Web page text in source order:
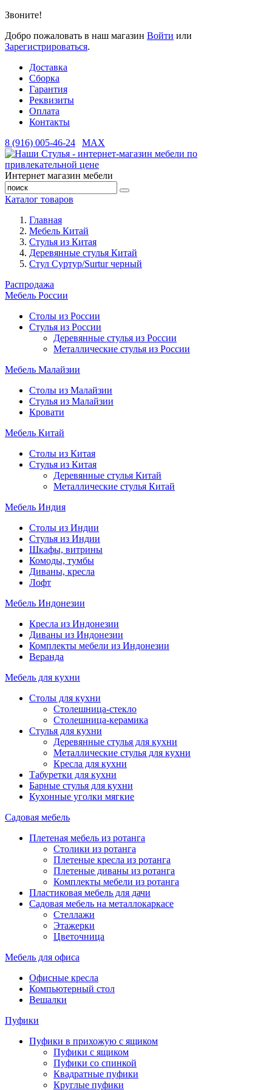
Звоните!
Добро пожаловать в наш магазин Войти или
Зарегистрироваться.
Доставка
Сборка
Гарантия
Реквизиты
Оплата
Контакты
8 (916) 005-46-24
MAX
Интернет магазин мебели
Каталог товаров
Главная
Мебель Китай
Стулья из Китая
Деревянные стулья Китай
Стул Суртур/Surtur черный
Распродажа
Мебель России
Столы из России
Стулья из России
Деревянные стулья из России
Металлические стулья из России
Мебель Малайзии
Столы из Малайзии
Стулья из Малайзии
Кровати
Мебель Китай
Столы из Китая
Стулья из Китая
Деревянные стулья Китай
Металлические стулья Китай
Мебель Индия
Столы из Индии
Стулья из Индии
Шкафы, витрины
Комоды, тумбы
Диваны, кресла
Лофт
Мебель Индонезии
Кресла из Индонезии
Диваны из Индонезии
Комплекты мебели из Индонезии
Веранда
Мебель для кухни
Столы для кухни
Столешница-стекло
Столешница-керамика
Стулья для кухни
Деревянные стулья для кухни
Металлические стулья для кухни
Кресла для кухни
Табуретки для кухни
Барные стулья для кухни
Кухонные уголки мягкие
Садовая мебель
Плетеная мебель из ротанга
Столики из ротанга
Плетеные кресла из ротанга
Плетеные диваны из ротанга
Комплекты мебели из ротанга
Пластиковая мебель для дачи
Садовая мебель на металлокаркасе
Стеллажи
Этажерки
Цветочница
Мебель для офиса
Офисные кресла
Компьютерный стол
Вешалки
Пуфики
Пуфики в прихожую с ящиком
Пуфики с ящиком
Пуфики со спинкой
Квадратные пуфики
Круглые пуфики